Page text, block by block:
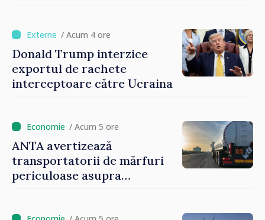
/ Acum 4 ore
Donald Trump interzice
exportul de rachete
interceptoare către Ucraina
/ Acum 5 ore
ANTA avertizează
transportatorii de mărfuri
periculoase asupra